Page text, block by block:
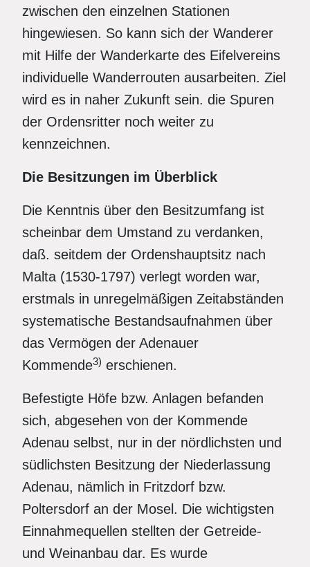
zwischen den einzelnen Stationen
hingewiesen. So kann sich der Wanderer
mit Hilfe der Wanderkarte des Eifelvereins
individuelle Wanderrouten ausarbeiten. Ziel
wird es in naher Zukunft sein. die Spuren
der Ordensritter noch weiter zu
kennzeichnen.
Die Besitzungen im Überblick
Die Kenntnis über den Besitzumfang ist
scheinbar dem Umstand zu verdanken,
daß. seitdem der Ordenshauptsitz nach
Malta (1530-1797) verlegt worden war,
erstmals in unregelmäßigen Zeitabständen
systematische Bestandsaufnahmen über
das Vermögen der Adenauer
Kommende3) erschienen.
Befestigte Höfe bzw. Anlagen befanden
sich, abgesehen von der Kommende
Adenau selbst, nur in der nördlichsten und
südlichsten Besitzung der Niederlassung
Adenau, nämlich in Fritzdorf bzw.
Poltersdorf an der Mosel. Die wichtigsten
Einnahmequellen stellten der Getreide-
und Weinanbau dar. Es wurde